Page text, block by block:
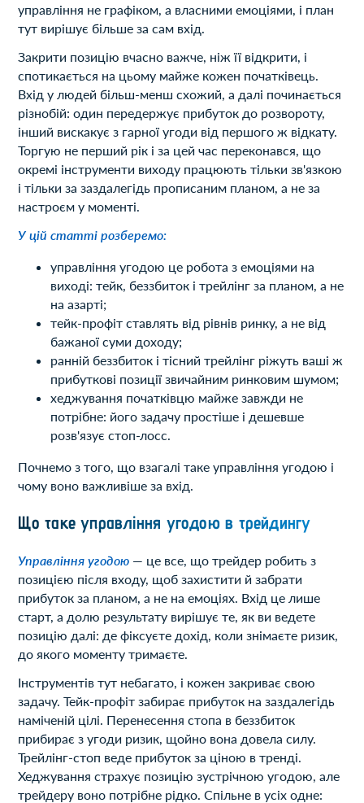
управління не графіком, а власними емоціями, і план
тут вирішує більше за сам вхід.
Закрити позицію вчасно важче, ніж її відкрити, і
спотикається на цьому майже кожен початківець.
Вхід у людей більш-менш схожий, а далі починається
різнобій: один передержує прибуток до розвороту,
інший вискакує з гарної угоди від першого ж відкату.
Торгую не перший рік і за цей час переконався, що
окремі інструменти виходу працюють тільки зв'язкою
і тільки за заздалегідь прописаним планом, а не за
настроєм у моменті.
У цій статті розберемо:
управління угодою це робота з емоціями на
виході: тейк, беззбиток і трейлінг за планом, а не
на азарті;
тейк-профіт ставлять від рівнів ринку, а не від
бажаної суми доходу;
ранній беззбиток і тісний трейлінг ріжуть ваші ж
прибуткові позиції звичайним ринковим шумом;
хеджування початківцю майже завжди не
потрібне: його задачу простіше і дешевше
розв'язує стоп-лосс.
Почнемо з того, що взагалі таке управління угодою і
чому воно важливіше за вхід.
Що таке управління угодою в трейдингу
Управління угодою — це все, що трейдер робить з
позицією після входу, щоб захистити й забрати
прибуток за планом, а не на емоціях. Вхід це лише
старт, а долю результату вирішує те, як ви ведете
позицію далі: де фіксуєте дохід, коли знімаєте ризик,
до якого моменту тримаєте.
Інструментів тут небагато, і кожен закриває свою
задачу. Тейк-профіт забирає прибуток на заздалегідь
наміченій цілі. Перенесення стопа в беззбиток
прибирає з угоди ризик, щойно вона довела силу.
Трейлінг-стоп веде прибуток за ціною в тренді.
Хеджування страхує позицію зустрічною угодою, але
трейдеру воно потрібне рідко. Спільне в усіх одне: